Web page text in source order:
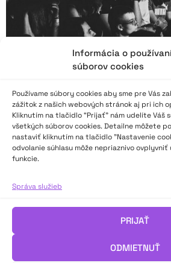
Informácia o
súborov cookies
Používame súbory cookies aby sme pre Vás
zážitok z našich webových stránok aj pri ich
Kliknutím na tlačidlo “Prijať” nám udelíte Váš
všetkých súborov cookies. Detailne môžete
nastaviť kliknutím na tlačidlo "Nastavenie
odvolanie súhlasu môže nepriaznivo
funkcie.
Správa služieb
PRIJAŤ
ODMIETNUŤ
10 x FAD. Nové generácie
nástupníctva
Festival amatérskeho divadla FAD v
„komunitný divadelný festival s
doslovne ho napĺňa. Kultúrny dom v
šesť dní zmenil na miesto stretávania,
spoznávania. Nejeden profesionálny
inšpirovať skvelou atmosférou ako